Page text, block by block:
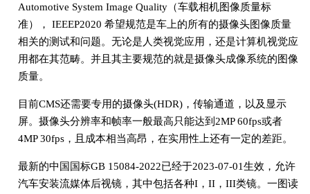
Automotive System Image Quality（车载相机图像质量标
准）， IEEEP2020 希望规范是车上的所有的摄像头图像质量
相关的测试和问题。无论是人类视觉应用，还是计算机视觉应
用都在其范畴。并且其主要规范的就是摄像头成像系统的图像
质量。
目前CMS还需要专用的摄像头(HDR)，传输通道，以及显示
屏。摄像头分辨率和帧率一般最高只能达到2MP 60fps或者
4MP 30fps，且成本相当高昂，在实用性上还有一定的差距。
最新的中国国标GB 15084-2022已经于2023-07-01生效，允许
汽车安装流媒体后视镜，其中包括各种I，II，III类镜。一图读